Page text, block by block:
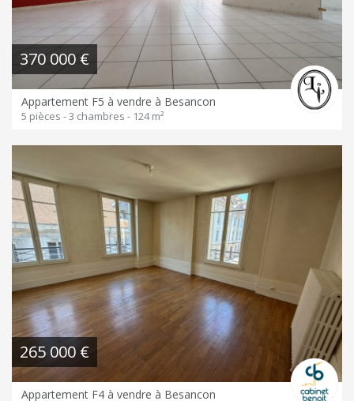
370 000 €
Appartement F5 à vendre à Besancon
5 pièces - 3 chambres - 124 m²
265 000 €
Appartement F4 à vendre à Besancon